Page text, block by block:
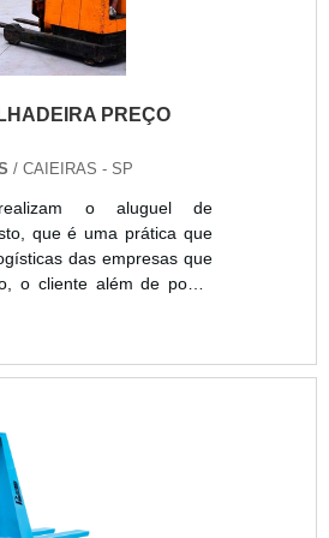
PREÇO
/ CAIEIRAS - SP
o aluguel de
que é uma prática que
das empresas que
o cliente além de poder
e acessórios,
encontrar serviços
técnica do aparelho,
para encontrar
realizar o aluguel
empresas do ramo, é
o auxílio do funcionário